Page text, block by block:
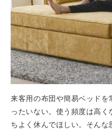
来客用の布団や簡易ベッド
ったいない。使う頻度は高
ちよく休んでほしい。そん